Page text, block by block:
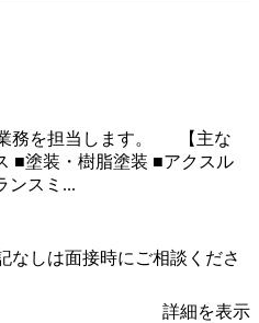
業務を担当します。 【主な
■塗装・樹脂塗装 ■アクスル
ンスミ...
なしは面接時にご相談くださ
詳細を表示